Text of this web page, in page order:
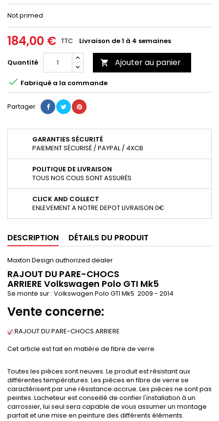
Not primed
184,00 € TTC Livraison de 1 à 4 semaines
Quantité  Ajouter au panier
 Fabriqué a la commande
Partager
GARANTIES SÉCURITÉ
PAIEMENT SÉCURISÉ / PAYPAL / 4XCB
POLITIQUE DE LIVRAISON
TOUS NOS COLIS SONT ASSURÉS
CLICK AND COLLECT
ENLEVEMENT A NOTRE DEPOT LIVRAISON 0€
DESCRIPTION DÉTAILS DU PRODUIT
Maxton Design authorized dealer
RAJOUT DU PARE-CHOCS
ARRIERE Volkswagen Polo GTI Mk5
Se monte sur : Volkswagen Polo GTI Mk5 2009 - 2014
Vente concerne:
RAJOUT DU PARE-CHOCS ARRIERE
Cet article est fait en matière de fibre de verre.
Toutes les pièces sont neuves. Le produit est résistant aux
différentes températures. Les pièces en fibre de verre se
caractérisent par une résistance accrue. Les pièces ne sont pas
peintes. Lacheteur est conseillé de confier l'installation à un
carrossier, lui seul sera capable de vous assumer un montage
parfait et une mise en peinture des différents éléments.